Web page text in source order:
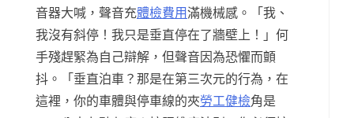
音器大喊，聲音充體檢費用滿機械感。「我、
我沒有斜停！我只是垂直停在了牆壁上！」何
手殘趕緊為自己辯解，但聲音因為恐懼而顫
抖。「垂直泊車？那是在第三次元的行為，在
這裡，你的車體與停車線的夾勞工健檢角是